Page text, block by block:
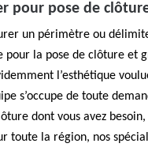
pour pose de
un périmètre ou
pour la pose de clôture et
l’esthétique
s’occupe de toute
dont vous avez
toute la région, nos